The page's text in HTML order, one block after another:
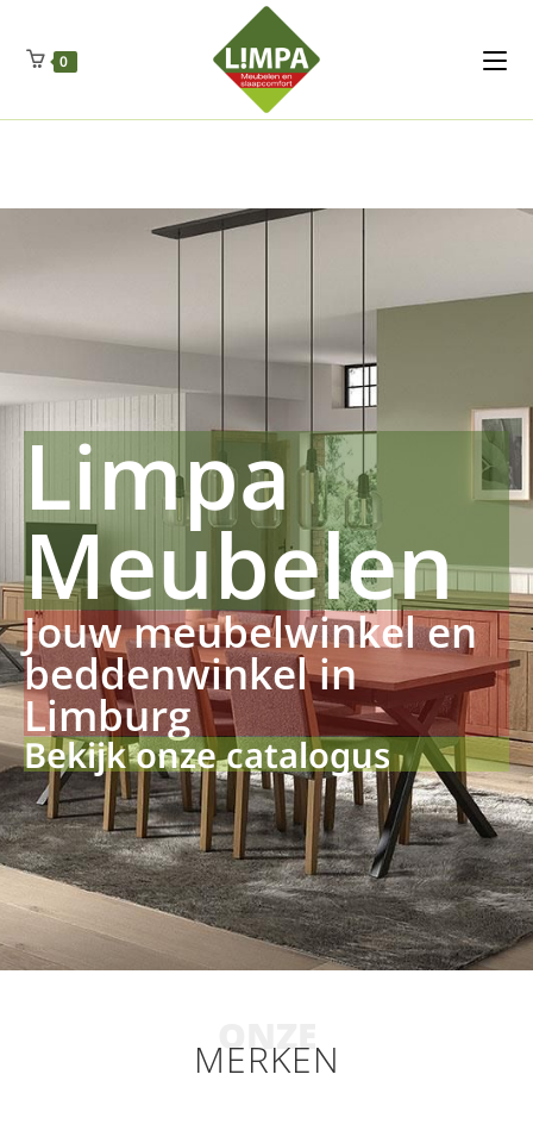
Regenschut
Drueckerpro
Fettsauren Dekemax Kapselmed
Luftkuhlen Zauberfan Netzfenste Insektensc
0
Limpa
Meubelen
Jouw meubelwinkel en
beddenwinkel in
Limburg
Bekijk onze catalogus
ONZE
MERKEN